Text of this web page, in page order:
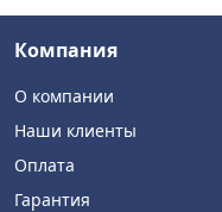
Компания
О компании
Наши клиенты
Оплата
Гарантия